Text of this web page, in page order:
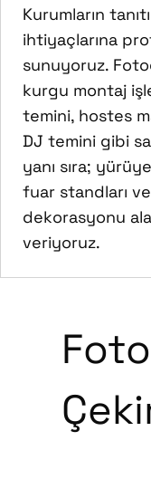
Kurumların
ihtiyaçlarına
sunuyoruz.
kurgu montaj
temini, hostes
DJ temini gibi
yanı sıra;
fuar standları
dekorasyonu
veriyoruz.